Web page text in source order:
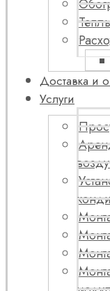
Доставка и
Услуги